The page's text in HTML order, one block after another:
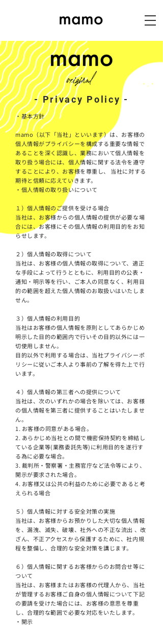
- Privacy Policy-
・基本方針
mamo（以下「当社」といいます）は、お客様の
個人情報がプライバシーを構成する重要な情報で
あることを深く認識し、業務において個人情報を
取り扱う場合には、個人情報に関する法令を遵守
することにより、お客様を尊重し、 当社に対する
期待と信頼に応えていきます。
・個人情報の取り扱いについて
１）個人情報のご提供を受ける場合
当社は、お客様からの個人情報の提供が必要な場
合には、お客様にその個人情報の利用目的をお知
らせします。
２）個人情報の取得について
当社は、お客様の個人情報の取得について、適正
な手段によって行うとともに、利用目的の公表・
通知・明示等を行い、ご本人の同意なく、利用目
的の範囲を超えた個人情報のお取扱いはいたしま
せん。
３）個人情報の利用目的
当社はお客様の個人情報を原則としてあらかじめ
明示した目的の範囲内で行いその目的以外には一
切使用しません。
目的以外で利用する場合は、当社プライバシーポ
リシーに従いご本人より事前の了解を得た上で行
います。
４）個人情報の第三者への提供について
当社は、次のいずれかの場合を除いては、お客様
の個人情報を第三者に提供することはいたしませ
ん。
1. お客様の同意がある場合。
2. あらかじめ当社との間で機密保持契約を締結し
ている企業等(業務委託先等)に利用目的を遂行す
る為に必要な場合。
3. 裁判所・警察署・主務官庁など法令等により、
開示が要求された場合。
4. お客様又は公共の利益のために必要であると考
えられる場合
５）個人情報に対する安全対策の実施
当社は、お客様からお預かりした大切な個人情報
を、漏洩、滅失、破壊、社外への不正な流出 、改
ざん、不正アクセスから保護するために、社内規
程を整備し、合理的な安全対策を講じます。
６）個人情報に関するお客様からのお問合せ等に
ついて
当社は、お客様またはお客様の代理人から、当社
が管理するお客様ご自身の個人情報について下記
の要請を受けた場合には、お客様の意思を尊重
し、合理的な範囲で必要な対応をいたします。
・開示